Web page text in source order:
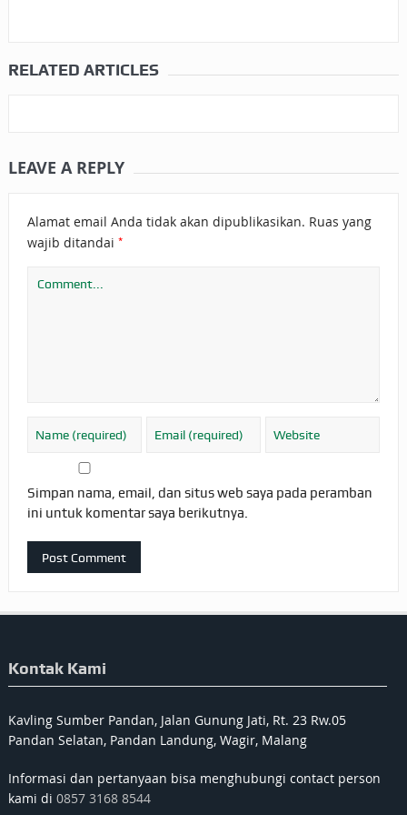
RELATED ARTICLES
LEAVE A REPLY
Alamat email Anda tidak akan dipublikasikan. Ruas yang
wajib ditandai *
Simpan nama, email, dan situs web saya pada peramban
ini untuk komentar saya berikutnya.
Kontak Kami
Kavling Sumber Pandan, Jalan Gunung Jati, Rt. 23 Rw.05
Pandan Selatan, Pandan Landung, Wagir, Malang
Informasi dan pertanyaan bisa menghubungi contact person
kami di 0857 3168 8544